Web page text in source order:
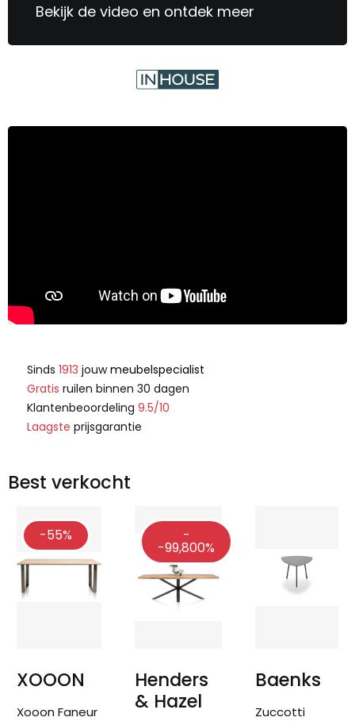
Bekijk de video en ontdek meer
Sinds 1913 jouwmeubelspecialist
Gratis ruilen binnen 30 dagen
Klantenbeoordeling 9.5/10
Laagste prijsgarantie
Best verkocht
-55%
XOOON
Xooon Faneur
-
-99,800%
Henders
& Hazel
Baenks
Zuccotti